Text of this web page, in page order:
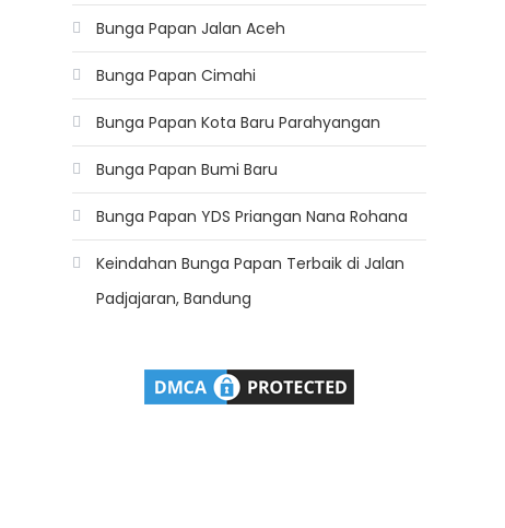
Bunga Papan Jalan Aceh
Bunga Papan Cimahi
Bunga Papan Kota Baru Parahyangan
Bunga Papan Bumi Baru
Bunga Papan YDS Priangan Nana Rohana
Keindahan Bunga Papan Terbaik di Jalan
Padjajaran, Bandung